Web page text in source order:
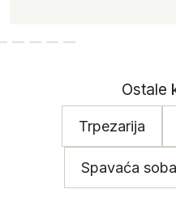
Ostale
Trpezarija
Spavaća soba